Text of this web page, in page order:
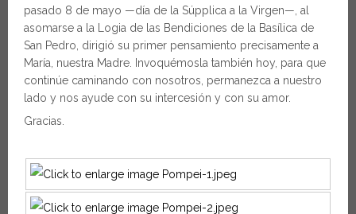
pasado 8 de mayo —día de la Súpplica a la Virgen—, al
asomarse a la Logia de las Bendiciones de la Basílica de
San Pedro, dirigió su primer pensamiento precisamente a
María, nuestra Madre. Invoquémosla también hoy, para que
continúe caminando con nosotros, permanezca a nuestro
lado y nos ayude con su intercesión y con su amor.
Gracias.